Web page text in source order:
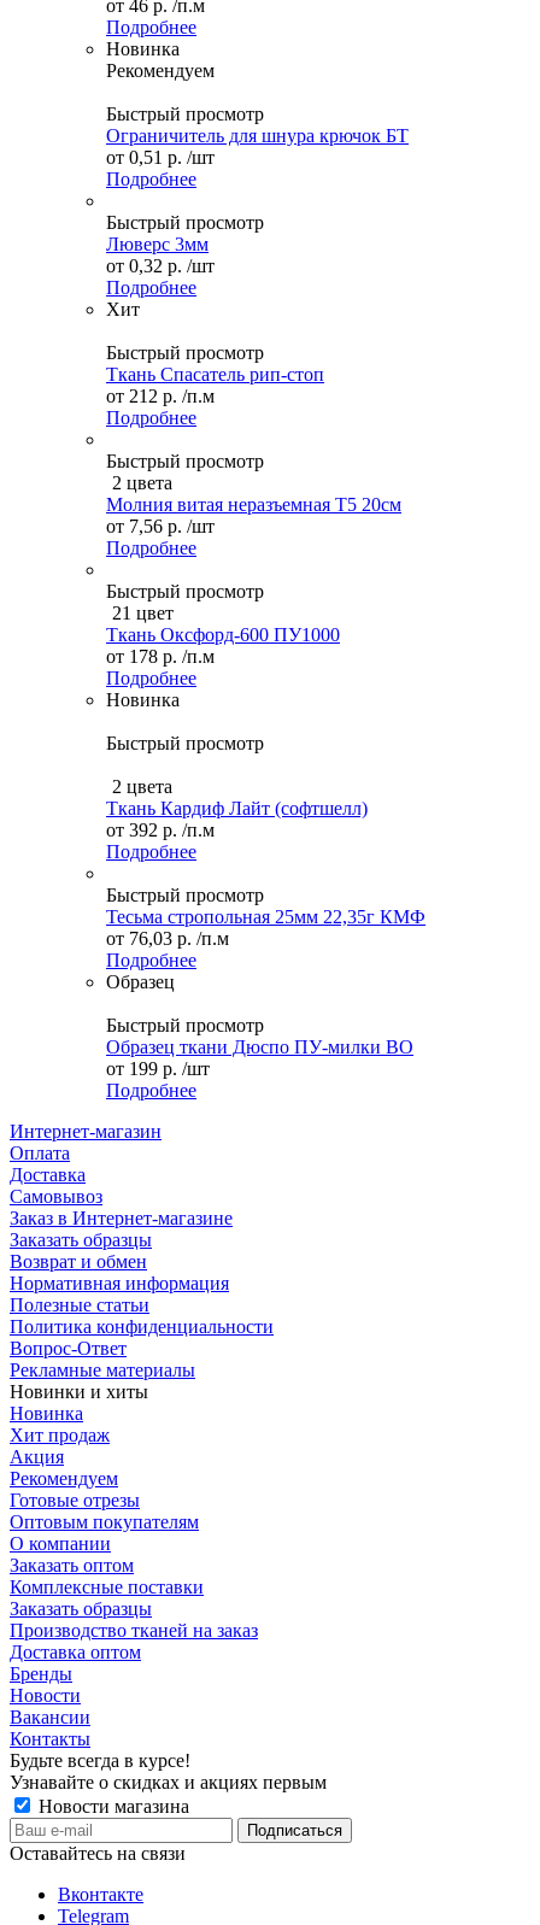
от 46 р. /п.м
Подробнее
Новинка
Рекомендуем
Быстрый просмотр
Ограничитель для шнура крючок БТ
от 0,51 р. /шт
Подробнее
Быстрый просмотр
Люверс 3мм
от 0,32 р. /шт
Подробнее
Хит
Быстрый просмотр
Ткань Спасатель рип-стоп
от 212 р. /п.м
Подробнее
Быстрый просмотр
2 цвета
Молния витая неразъемная Т5 20см
от 7,56 р. /шт
Подробнее
Быстрый просмотр
21 цвет
Ткань Оксфорд-600 ПУ1000
от 178 р. /п.м
Подробнее
Новинка
Быстрый просмотр
2 цвета
Ткань Кардиф Лайт (софтшелл)
от 392 р. /п.м
Подробнее
Быстрый просмотр
Тесьма стропольная 25мм 22,35г КМФ
от 76,03 р. /п.м
Подробнее
Образец
Быстрый просмотр
Образец ткани Дюспо ПУ-милки ВО
от 199 р. /шт
Подробнее
Интернет-магазин
Оплата
Доставка
Самовывоз
Заказ в Интернет-магазине
Заказать образцы
Возврат и обмен
Нормативная информация
Полезные статьи
Политика конфиденциальности
Вопрос-Ответ
Рекламные материалы
Новинки и хиты
Новинка
Хит продаж
Акция
Рекомендуем
Готовые отрезы
Оптовым покупателям
О компании
Заказать оптом
Комплексные поставки
Заказать образцы
Производство тканей на заказ
Доставка оптом
Бренды
Новости
Вакансии
Контакты
Будьте всегда в курсе!
Узнавайте о скидках и акциях первым
Новости магазина
Оставайтесь на связи
Вконтакте
Telegram